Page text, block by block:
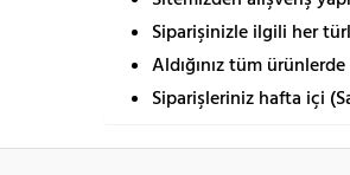
Siparişinizle ilgili her
Aldığınız tüm
Siparişleriniz hafta içi